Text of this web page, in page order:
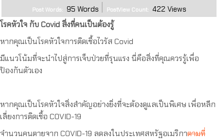
Post Words: 95 Words PostView Count: 422 Views
โรคหัวใจ กับ Covid สิ่งที่คนเป็นต้องรู้
หากคุณเป็นโรคหัวใจการติดเชื้อไวรัส Covid
มีแนวโน้มที่จะนำไปสู่การเจ็บป่วยที่รุนแรง นี่คือสิ่งที่คุณควรรู้เพื่อ
ป้องกันตัวเอง
หากคุณเป็นโรคหัวใจสิ่งสำคัญอย่างยิ่งที่จะต้องดูแลเป็นพิเศษ เพื่อหลีก
เลี่ยงการติดเชื้อ COVID-19
จำนวนคนตายจาก COVID-19 ลดลงในประเทศสหรัฐอเมริกาตามที่